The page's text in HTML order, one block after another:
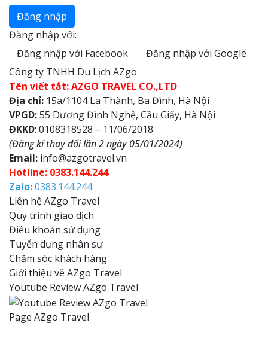
Đăng nhập
Đăng nhập với:
Đăng nhập với Facebook
Đăng nhập với Google
Công ty TNHH Du Lịch AZgo
Tên viết tắt: AZGO TRAVEL CO.,LTD
Địa chỉ: 15a/1104 La Thành, Ba Đình, Hà Nội
VPGD:55 Dương Đình Nghệ, Cầu Giấy, Hà Nội
ĐKKD: 0108318528 – 11/06/2018
(Đăng kí thay đổi lần 2 ngày 05/01/2024)
Email: info@azgotravel.vn
Hotline: 0383.144.244
Zalo:0383.144.244
Liên hệ AZgo Travel
Quy trình giao dịch
Điều khoản sử dụng
Tuyển dụng nhân sự
Chăm sóc khách hàng
Giới thiệu về AZgo Travel
Youtube Review AZgo Travel
Page AZgo Travel